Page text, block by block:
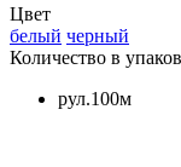
Цвет
белый черный
Количество в
рул.100м